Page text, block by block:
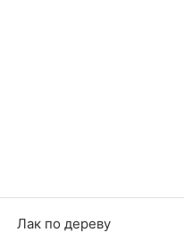
Лак по дереву